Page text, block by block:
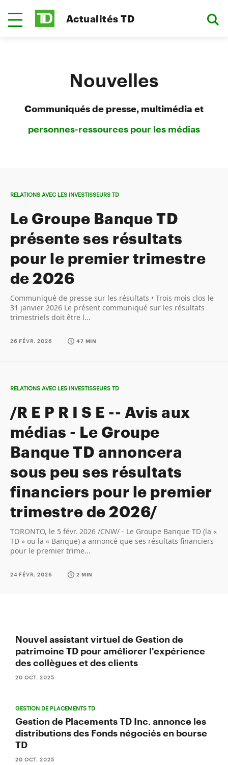
Actualités TD
Nouvelles
Communiqués de presse, multimédia et
personnes-ressources pour les médias
RELATIONS AVEC LES INVESTISSEURS TD
Le Groupe Banque TD
présente ses résultats
pour le premier trimestre
de 2026
Communiqué de presse sur les résultats • Trois mois clos le
31 janvier 2026 Le présent communiqué sur les résultats
trimestriels doit être l...
26 FÉVR. 2026 47 MIN
RELATIONS AVEC LES INVESTISSEURS TD
/R E P R I S E -- Avis aux
médias - Le Groupe
Banque TD annoncera
sous peu ses résultats
financiers pour le premier
trimestre de 2026/
TORONTO, le 5 févr. 2026 /CNW/ - Le Groupe Banque TD (la «
TD » ou la « Banque) a annoncé que ses résultats financiers
pour le premier trime...
24 FÉVR. 2026 2 MIN
Nouvel assistant virtuel de Gestion de
patrimoine TD pour améliorer l'expérience
des collègues et des clients
20 OCT. 2025
GESTION DE PLACEMENTS TD
Gestion de Placements TD Inc. annonce les
distributions des Fonds négociés en bourse
TD
20 OCT. 2025